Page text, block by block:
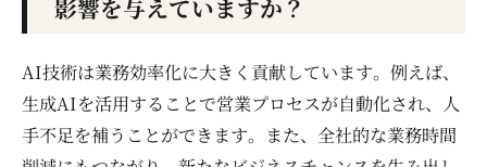
影響を与えていますか？
AI技術は業務効率化に大きく貢献しています。例えば、
生成AIを活用することで営業プロセスが自動化され、人
手不足を補うことができます。また、全社的な業務時間